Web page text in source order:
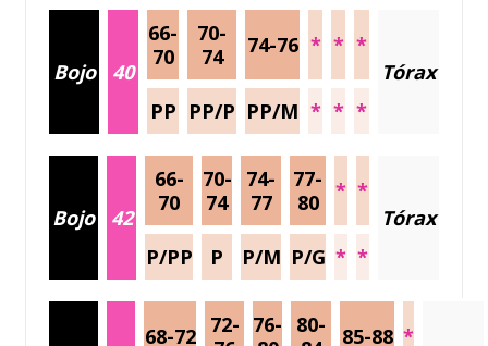
Bojo 40
66-
70
70-
74
74-76 * * *
Tórax
PP PP/P PP/M * * *
Bojo 42
66-
70
70-
74
74-
77
77-
80
* *
Tórax
P/PP
P P/M P/G * *
68-72
72- 76-
80-
85-88 *